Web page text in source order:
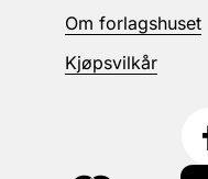
Om forlagshuset
Kjøpsvilkår